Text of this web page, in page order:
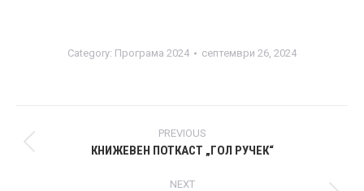
Category: Програма 2024 септември 26, 2024
navigation
PREVIOUS
Previous
КНИЖЕВЕН ПОТКАСТ „ГОЛ РУЧЕК“
NEXT